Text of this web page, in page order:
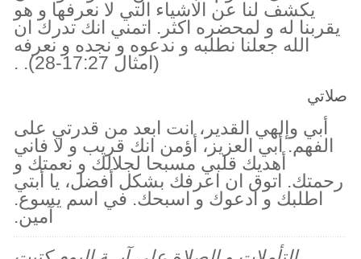
يكشف لنا عن الاشياء التي لا نعرفها و هو
يقربنا له و لمحضره اكثر. اتمني انك تدرك ان
الله جعلنا نطلبه و ندعوه و نجده و نعرفه
(امثال 17:27-28). .
صلاتي
أبي وإلهي القدير، انت ابعد من قدرتي على
الفهم. أبي العزيز، أؤمن انك قريب و لا فاني
أهديك قلبي مسبحا لجلالك و نعمتك و
رحمتك. اتوق ان اعرفك بشكل أفضل، يا أبتي
اطلبك و ادعوك و اسبحك. في اسم يسوع.
آمين.